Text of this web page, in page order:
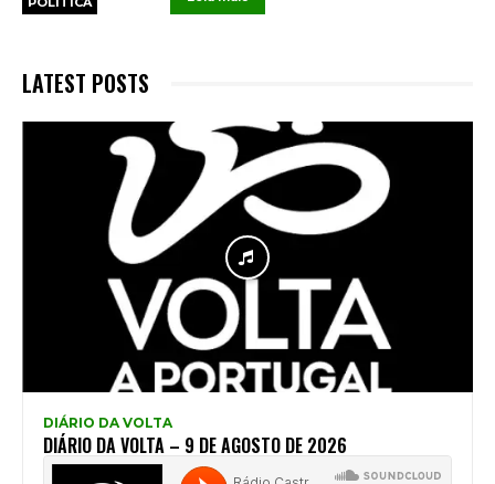
LATEST POSTS
DIÁRIO DA VOLTA
DIÁRIO DA VOLTA – 9 DE AGOSTO DE 2026